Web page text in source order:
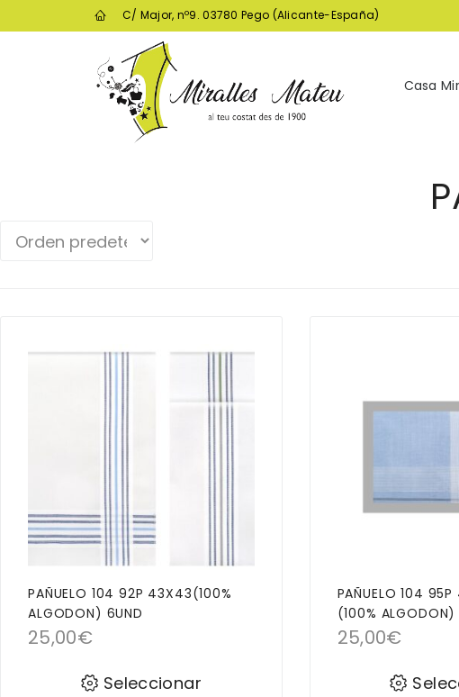
C/ Major, nº9. 03780 Pego (Alicante-España)
Casa
PAÑUELO 104 92P 43X43(100%
ALGODON) 6UND
25,00€
Seleccionar
PAÑUELO 104
(100% ALGODON)
25,00€